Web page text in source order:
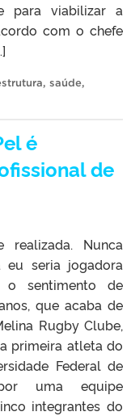
para viabilizar a
com o chefe
, saúde,
é
de
Nunca
seria jogadora
o sentimento de
que acaba de
Rugby Clube,
primeira atleta do
Federal de
uma equipe
integrantes do